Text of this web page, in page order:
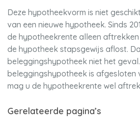
Deze hypotheekvorm is niet
van een nieuwe hypotheek. Sinds
de hypotheekrente alleen
de hypotheek stapsgewijs aflost.
beleggingshypotheek niet het
beleggingshypotheek is afgesloten
mag u de hypotheekrente wel
Gerelateerde pagina’s